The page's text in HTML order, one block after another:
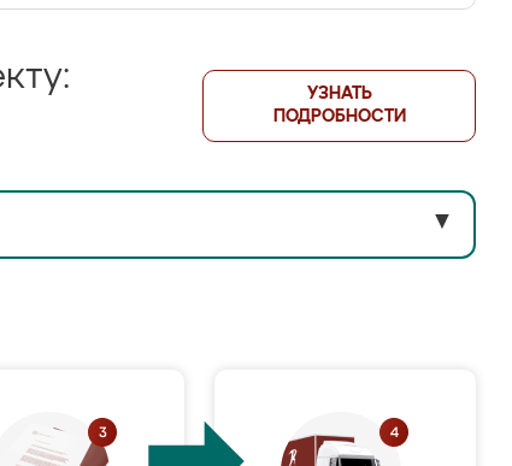
УЗНАТЬ
ПОДРОБНОСТИ
▼